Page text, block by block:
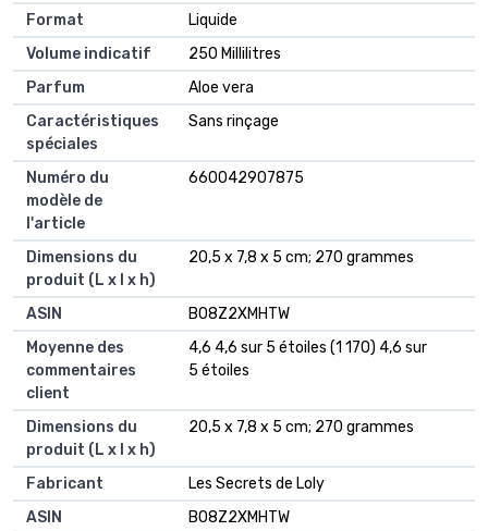
Format
‎Liquide
Volume indicatif
‎250 Millilitres
Parfum
‎Aloe vera
Caractéristiques
spéciales
‎Sans rinçage
Numéro du
modèle de
l'article
‎660042907875
Dimensions du
produit (L x l x h)
‎20,5 x 7,8 x 5 cm; 270 grammes
ASIN
‎B08Z2XMHTW
Moyenne des
commentaires
client
4,6 4,6 sur 5 étoiles (1 170) 4,6 sur
5 étoiles
Dimensions du
produit (L x l x h)
20,5 x 7,8 x 5 cm; 270 grammes
Fabricant
Les Secrets de Loly
ASIN
B08Z2XMHTW